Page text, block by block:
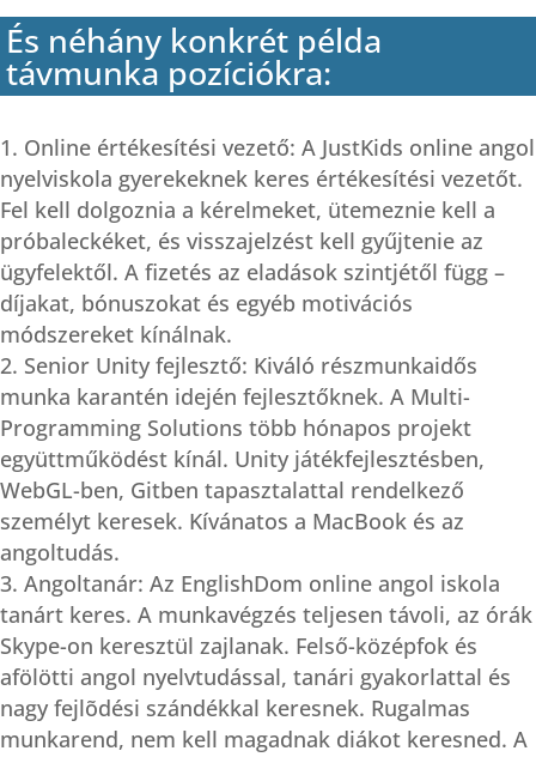
És néhány konkrét példa
távmunka pozíciókra:
Online értékesítési vezető: A JustKids online angol
nyelviskola gyerekeknek keres értékesítési vezetőt.
Fel kell dolgoznia a kérelmeket, ütemeznie kell a
próbaleckéket, és visszajelzést kell gyűjtenie az
ügyfelektől. A fizetés az eladások szintjétől függ –
díjakat, bónuszokat és egyéb motivációs
módszereket kínálnak.
Senior Unity fejlesztő: Kiváló részmunkaidős
munka karantén idején fejlesztőknek. A Multi-
Programming Solutions több hónapos projekt
együttműködést kínál. Unity játékfejlesztésben,
WebGL-ben, Gitben tapasztalattal rendelkező
személyt keresek. Kívánatos a MacBook és az
angoltudás.
Angoltanár: Az EnglishDom online angol iskola
tanárt keres. A munkavégzés teljesen távoli, az órák
Skype-on keresztül zajlanak. Felső-középfok és
afölötti angol nyelvtudással, tanári gyakorlattal és
nagy fejlõdési szándékkal keresnek. Rugalmas
munkarend, nem kell magadnak diákot keresned. A